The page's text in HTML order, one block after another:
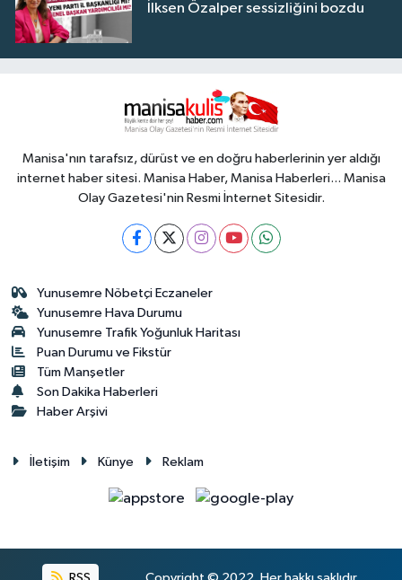
İlksen Özalper sessizliğini bozdu
Manisa'nın tarafsız, dürüst ve en doğru haberlerinin yer aldığı
internet haber sitesi. Manisa Haber, Manisa Haberleri... Manisa
Olay Gazetesi'nin Resmi İnternet Sitesidir.
Yunusemre Nöbetçi Eczaneler
Yunusemre Hava Durumu
Yunusemre Trafik Yoğunluk Haritası
Puan Durumu ve Fikstür
Tüm Manşetler
Son Dakika Haberleri
Haber Arşivi
İletişim Künye Reklam